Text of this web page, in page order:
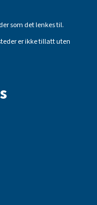
som det lenkes til.
er ikke tillatt uten